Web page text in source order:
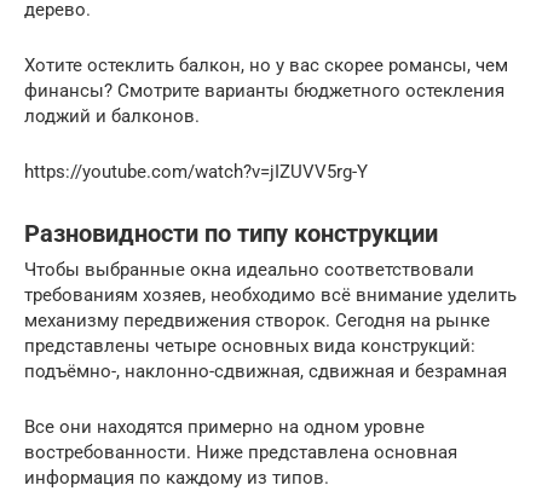
дерево.
Хотите остеклить балкон, но у вас скорее романсы, чем
финансы? Смотрите варианты бюджетного остекления
лоджий и балконов.
https://youtube.com/watch?v=jIZUVV5rg-Y
Разновидности по типу конструкции
Чтобы выбранные окна идеально соответствовали
требованиям хозяев, необходимо всё внимание уделить
механизму передвижения створок. Сегодня на рынке
представлены четыре основных вида конструкций:
подъёмно-, наклонно-сдвижная, сдвижная и безрамная
Все они находятся примерно на одном уровне
востребованности. Ниже представлена основная
информация по каждому из типов.